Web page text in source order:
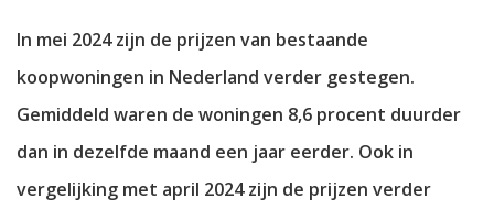
In mei 2024 zijn de prijzen van bestaande
koopwoningen in Nederland verder gestegen.
Gemiddeld waren de woningen 8,6 procent duurder
dan in dezelfde maand een jaar eerder. Ook in
vergelijking met april 2024 zijn de prijzen verder